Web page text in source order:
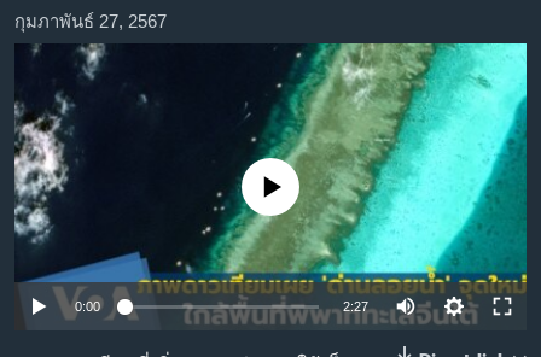
ข้าม
หลัก
ข้าม
ไป
การ
สหรัฐฯ
ธุรกิจ
วิทยาศาสตร์
สังคมและสุขภาพ
ไลฟ์สไตล์
ตรวจสอบข่าว
เรียนรู้ภาษาอังกฤษ
กุมภาพันธ์ 27, 2567
No media source currently available
0:00 2:27